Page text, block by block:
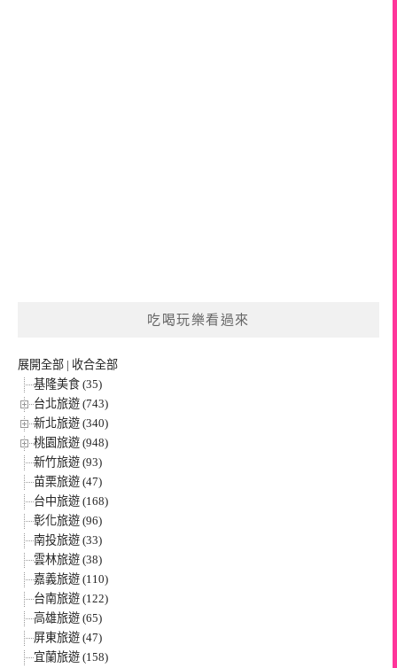
吃喝玩樂看過來
展開全部 | 收合全部
基隆美食 (35)
台北旅遊 (743)
新北旅遊 (340)
桃園旅遊 (948)
新竹旅遊 (93)
苗栗旅遊 (47)
台中旅遊 (168)
彰化旅遊 (96)
南投旅遊 (33)
雲林旅遊 (38)
嘉義旅遊 (110)
台南旅遊 (122)
高雄旅遊 (65)
屏東旅遊 (47)
宜蘭旅遊 (158)